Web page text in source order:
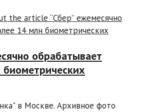
обрабатывает
в Москве. Архивное фото